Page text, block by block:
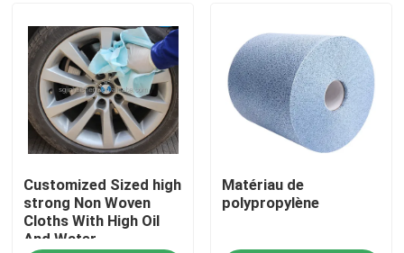
À la maison
Produits
À propos de nous
Customized Sized high
strong Non Woven
Cloths With High Oil
And Water
Matériau de
polypropylène